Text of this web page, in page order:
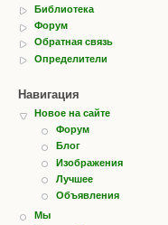
Библиотека
Форум
Обратная связь
Определители
Навигация
Новое на сайте
Форум
Блог
Изображения
Лучшее
Объявления
Мы